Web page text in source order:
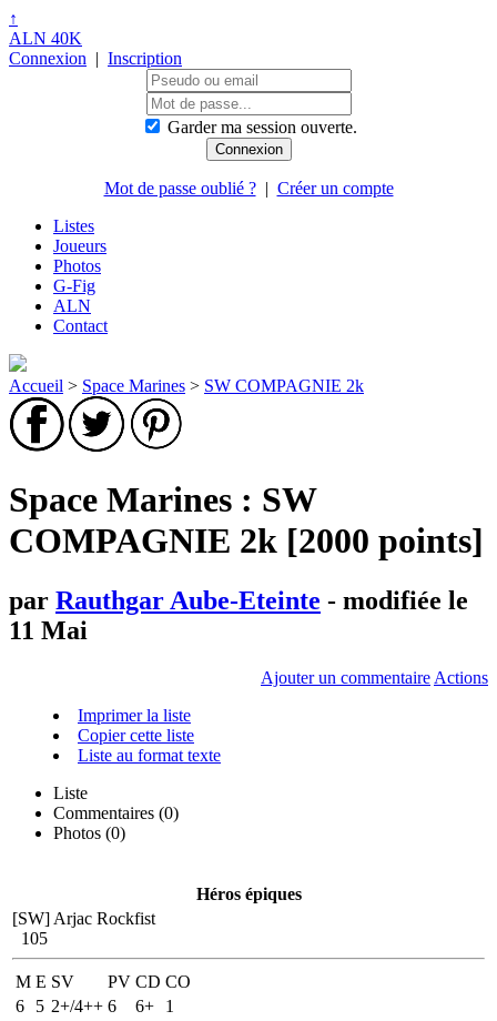
↑
ALN 40K
Connexion | Inscription
Garder ma session ouverte.
Mot de passe oublié ?| Créer un compte
Listes
Joueurs
Photos
G-Fig
ALN
Contact
Accueil > Space Marines > SW COMPAGNIE 2k
Space Marines : SW
COMPAGNIE 2k [2000 points]
par Rauthgar Aube-Eteinte - modifiée le
11 Mai
Ajouter un commentaire Actions
Imprimer la liste
Copier cette liste
Liste au format texte
Liste
Commentaires (0)
Photos (0)
Héros épiques
[SW] Arjac Rockfist
105
M E SV PV CD CO
6
5 2+/4++ 6 6+
1